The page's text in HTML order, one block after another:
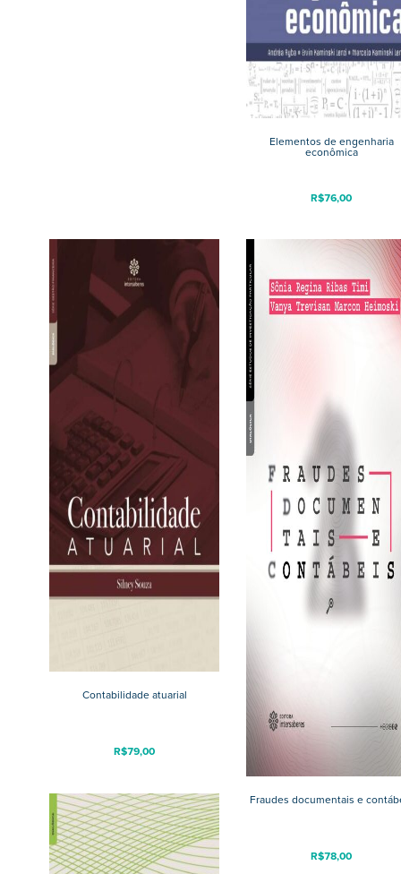
Elementos de engenharia
econômica
R$76,00
Fraudes documentais e
R$78,00
Contabilidade atuarial
R$79,00